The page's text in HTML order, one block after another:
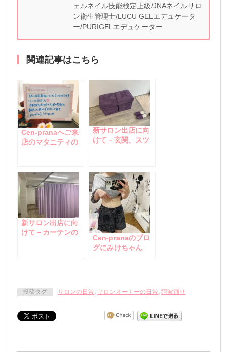
ェルネイル技能検定上級/JNAネイルサロ
ン衛生管理士/LUCU GELエデュケータ
ー/PURIGELエデュケーター
関連記事はこちら
Cen-pranaへご来
店のマタニティの
新サロン出店に向
けて－玄関、スツ
新サロン出店に向
けて－カーテンの
Cen-pranaのブロ
グにみけちゃん
投稿タグ サロンの日常,サロンオーナーの日常, 阿波踊り